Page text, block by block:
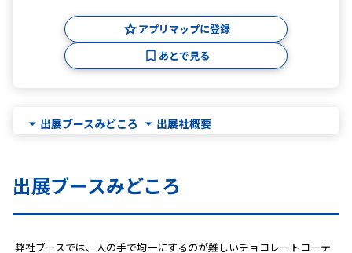
アプリマップに登録
あとで見る
出展ブースみどころ 出展社概要
出展ブースみどころ